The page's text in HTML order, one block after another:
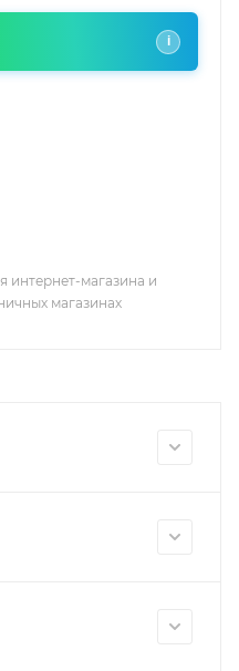
i
интернет-магазина и
магазинах